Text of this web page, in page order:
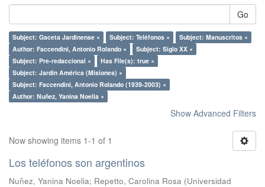
Go
Subject: Gaceta Jardinense × Subject: Teléfonos ×
Subject: Manuscritos ×
Author: Faccendini, Antonio Rolando ×
Subject: Siglo XX ×
Subject: Pre-redaccional ×
Has File(s): true ×
Subject: Jardín América (Misiones) ×
Subject: Faccendini, Antonio Rolando (1939-2003) ×
Author: Nuñez, Yanina Noelia ×
Show Advanced Filters
Now showing items 1-1 of 1
Los teléfonos son argentinos
Nuñez, Yanina Noelia; Repetto, Carolina Rosa (Universidad